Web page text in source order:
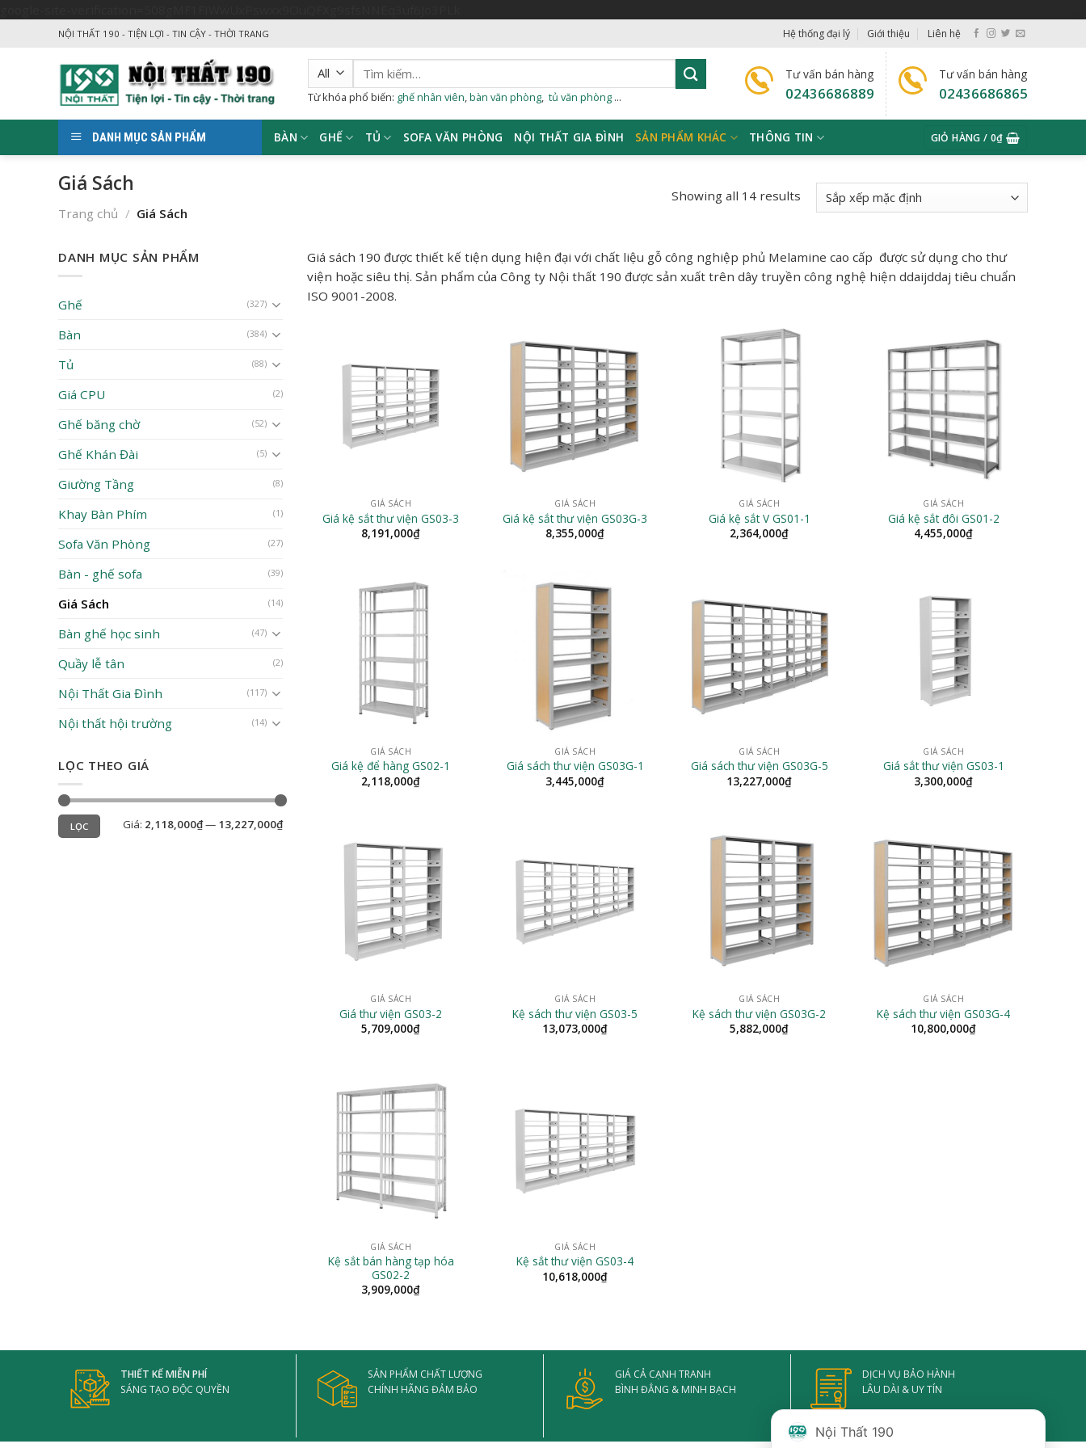
NỘI THẤT 190 - TIỆN LỢI - TIN CẬY - THỜI TRANG Hệ thống đại lý Giới thiệu Liên hệ
Tìm
kiếm:
Từ khóa phổ biến: ghế nhân viên bàn văn phòng tủ văn phòng ...
Tư vấn bán hàng
02436686889
Tư vấn bán hàng
02436686865
DANH MỤC SẢN PHẨM BÀN GHẾ TỦ SOFA VĂN PHÒNG NỘI THẤT GIA ĐÌNH SẢN PHẨM KHÁC THÔNG TIN GIỎ HÀNG / 0₫
Giá Sách
Trang chủ / Giá Sách
Showing all 14 results
DANH MỤC SẢN PHẨM
Ghế (327)
Bàn (384)
Tủ (88)
Giá CPU (2)
Ghế băng chờ (52)
Ghế Khán Đài (5)
Giường Tầng (8)
Khay Bàn Phím (1)
Sofa Văn Phòng (27)
Bàn - ghế sofa (39)
Giá Sách (14)
Bàn ghế học sinh (47)
Quầy lễ tân (2)
Nội Thất Gia Đình (117)
Nội thất hội trường (14)
LỌC THEO GIÁ
Giá
thiểu
Giá
đa
LỌC Giá: 2,118,000₫— 13,227,000₫
Giá sách 190 được thiết kế tiện dụng hiện đại với chất liệu gỗ công nghiệp phủ Melamine cao cấp được sử dụng cho thư
viện hoặc siêu thị. Sản phẩm của Công ty Nội thất 190 được sản xuất trên dây truyền công nghệ hiện ddaijddaj tiêu chuẩn
ISO 9001-2008.
GIÁ SÁCH
Giá kệ sắt thư viện GS03-3
8,191,000₫
GIÁ SÁCH
Giá kệ sắt thư viện GS03G-3
8,355,000₫
GIÁ SÁCH
Giá kệ sắt V GS01-1
2,364,000₫
GIÁ SÁCH
Giá kệ sắt đôi GS01-2
4,455,000₫
GIÁ SÁCH
Giá kệ để hàng GS02-1
2,118,000₫
GIÁ SÁCH
Giá sách thư viện GS03G-1
3,445,000₫
GIÁ SÁCH
Giá sách thư viện GS03G-5
13,227,000₫
GIÁ SÁCH
Giá sắt thư viện GS03-1
3,300,000₫
GIÁ SÁCH
Giá thư viện GS03-2
5,709,000₫
GIÁ SÁCH
Kệ sách thư viện GS03-5
13,073,000₫
GIÁ SÁCH
Kệ sách thư viện GS03G-2
5,882,000₫
GIÁ SÁCH
Kệ sách thư viện GS03G-4
10,800,000₫
GIÁ SÁCH
Kệ sắt bán hàng tạp hóa
GS02-2
3,909,000₫
GIÁ SÁCH
Kệ sắt thư viện GS03-4
10,618,000₫
THIẾT KẾ MIỄN PHÍ
SÁNG TẠO ĐỘC QUYỀN
SẢN PHẨM CHẤT LƯỢNG
CHÍNH HÃNG ĐẢM BẢO
GIÁ CẢ CẠNH TRANH
BÌNH ĐẲNG & MINH BẠCH
DỊCH VỤ BẢO HÀNH
LÂU DÀI & UY TÍN
Nội Thất 190